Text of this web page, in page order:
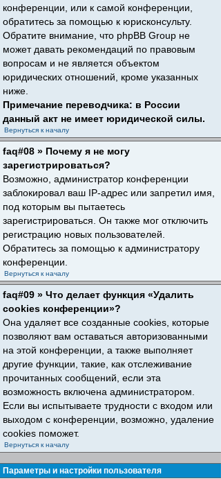
конференции, или к самой конференции,
обратитесь за помощью к юрисконсульту.
Обратите внимание, что phpBB Group не
может давать рекомендаций по правовым
вопросам и не является объектом
юридических отношений, кроме указанных
ниже.
Примечание переводчика: в России
данный акт не имеет юридической силы.
Вернуться к началу
faq#08 » Почему я не могу
зарегистрироваться?
Возможно, администратор конференции
заблокировал ваш IP-адрес или запретил имя,
под которым вы пытаетесь
зарегистрироваться. Он также мог отключить
регистрацию новых пользователей.
Обратитесь за помощью к администратору
конференции.
Вернуться к началу
faq#09 » Что делает функция «Удалить
cookies конференции»?
Она удаляет все созданные cookies, которые
позволяют вам оставаться авторизованными
на этой конференции, а также выполняет
другие функции, такие, как отслеживание
прочитанных сообщений, если эта
возможность включена администратором.
Если вы испытываете трудности с входом или
выходом с конференции, возможно, удаление
cookies поможет.
Вернуться к началу
Параметры и настройки пользователя